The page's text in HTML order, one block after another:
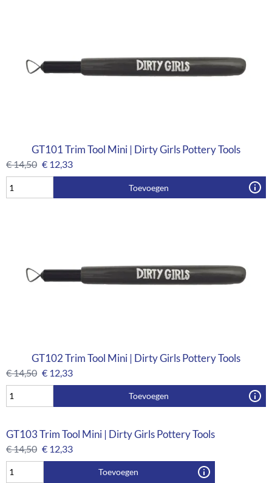
GT101 Trim Tool Mini | Dirty Girls Pottery Tools
€14,50 € 12,33
Toevoegen
GT102 Trim Tool Mini | Dirty Girls Pottery Tools
€14,50 € 12,33
Toevoegen
GT103 Trim Tool Mini | Dirty Girls Pottery Tools
€14,50 € 12,33
Toevoegen